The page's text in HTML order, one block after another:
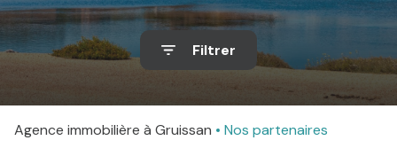
Estimation
Notre
Contact
Filtrer
Agence immobilière à Gruissan Nos partenaires